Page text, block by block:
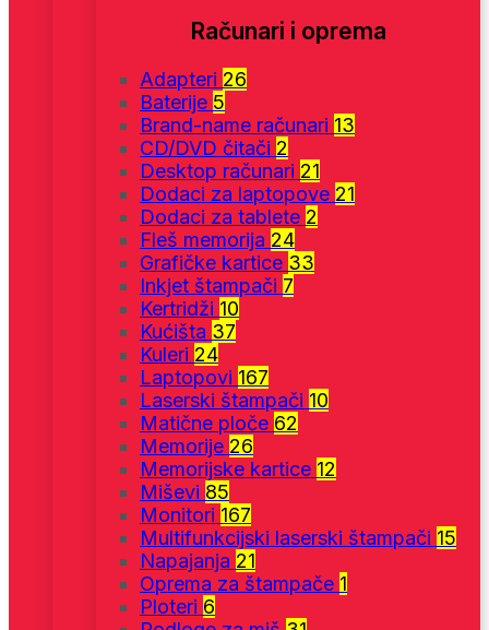
Računari i oprema
Adapteri 26
Baterije 5
Brand-name računari 13
CD/DVD čitači 2
Desktop računari 21
Dodaci za laptopove 21
Dodaci za tablete 2
Fleš memorija 24
Grafičke kartice 33
Inkjet štampači 7
Kertridži 10
Kućišta 37
Kuleri 24
Laptopovi 167
Laserski štampači 10
Matične ploče 62
Memorije 26
Memorijske kartice 12
Miševi 85
Monitori 167
Multifunkcijski laserski štampači 15
Napajanja 21
Oprema za štampače 1
Ploteri 6